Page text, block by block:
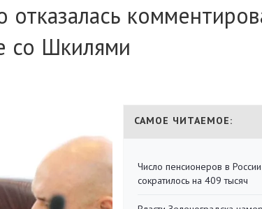
со Шкилями
САМОЕ ЧИТАЕМОЕ:
Число пенсионеров в
сократилось на 409 тысяч